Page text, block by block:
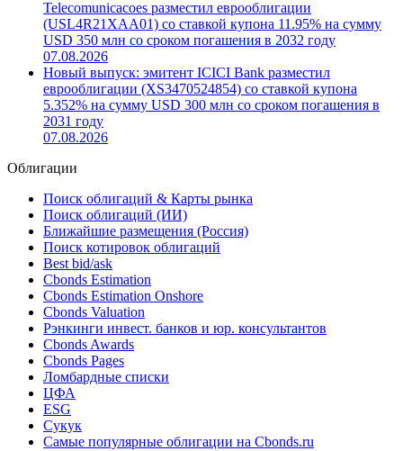
Telecomunicacoes разместил еврооблигации
(USL4R21XAA01) со ставкой купона 11.95% на сумму
USD 350 млн со сроком погашения в 2032 году
07.08.2026
Новый выпуск: эмитент ICICI Bank разместил
еврооблигации (XS3470524854) со ставкой купона
5.352% на сумму USD 300 млн со сроком погашения в
2031 году
07.08.2026
Облигации
Поиск облигаций & Карты рынка
Поиск облигаций (ИИ)
Ближайшие размещения (Россия)
Поиск котировок облигаций
Best bid/ask
Cbonds Estimation
Cbonds Estimation Onshore
Cbonds Valuation
Рэнкинги инвест. банков и юр. консультантов
Cbonds Awards
Cbonds Pages
Ломбардные списки
ЦФА
ESG
Сукук
Самые популярные облигации на Cbonds.ru